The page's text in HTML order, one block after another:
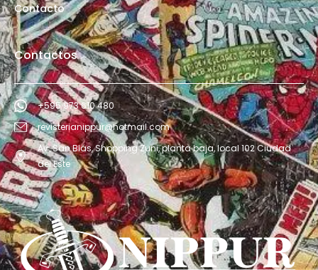
Contacto
Contactos
+595 973 610 480
revisterianippur@hotmail.com
Av. San Blás, Shopping Zuni, planta baja, local 102 Ciudad
del Este